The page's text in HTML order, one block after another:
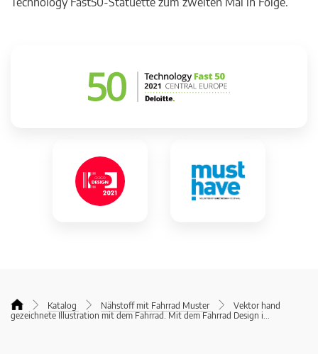
Katalog Nähstoff mit Fahrrad Muster
Vektor hand
gezeichnete Illustration mit dem Fahrrad. Mit dem Fahrrad Design i...